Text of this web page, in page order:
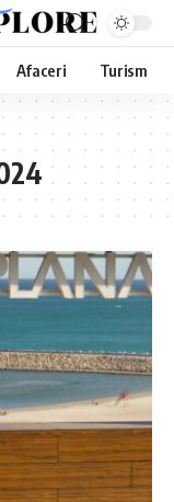
Afaceri Turism